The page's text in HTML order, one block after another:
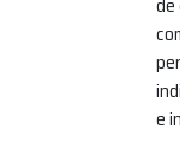
e